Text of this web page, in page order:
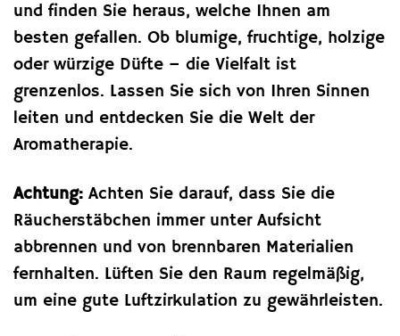
und finden Sie heraus, welche Ihnen am
besten gefallen. Ob blumige, fruchtige, holzige
oder würzige Düfte – die Vielfalt ist
grenzenlos. Lassen Sie sich von Ihren Sinnen
leiten und entdecken Sie die Welt der
Aromatherapie.
Achtung: Achten Sie darauf, dass Sie die
Räucherstäbchen immer unter Aufsicht
abbrennen und von brennbaren Materialien
fernhalten. Lüften Sie den Raum regelmäßig,
um eine gute Luftzirkulation zu gewährleisten.